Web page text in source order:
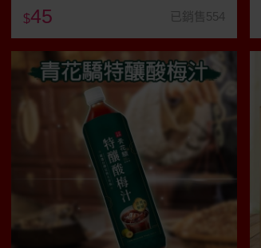
$45 已銷售554